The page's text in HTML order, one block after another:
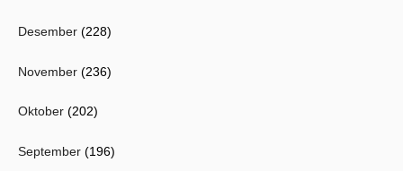
Desember (228)
November (236)
Oktober (202)
September (196)